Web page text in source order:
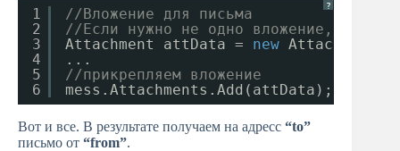
?
1
2
3
4
5
6
//Вложение для письма
//Если нужно не одно вложение, для
Attachment attData = new Attachment(
...
//прикрепляем вложение
mess.Attachments.Add(attData);
Вот и все. В результате получаем на адресс “to”
письмо от “from”.